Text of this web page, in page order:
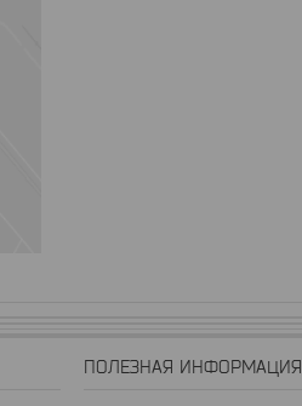
ПОЛЕЗНАЯ ИНФОРМАЦИЯ